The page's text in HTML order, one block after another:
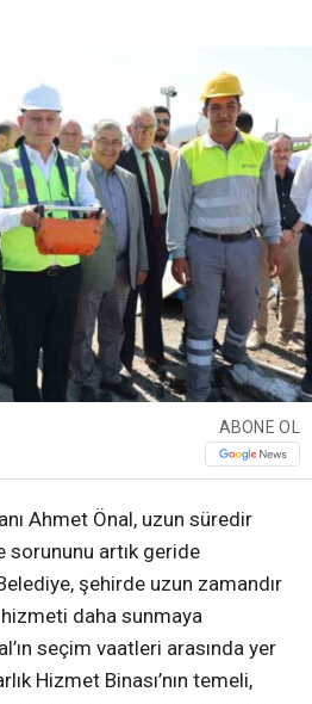
ABONE OL
Ahmet Önal, uzun süredir
sorununu artık geride
şehirde uzun zamandır
daha sunmaya
seçim vaatleri arasında yer
Hizmet Binası’nın temeli,